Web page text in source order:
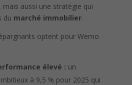
mais aussi une stratégie qui
du marché immobilier.
optent pour Wemo
élevé : un
à 9,5 % pour 2025 qui